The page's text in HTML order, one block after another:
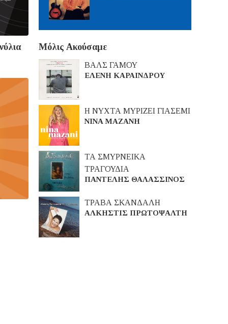
Μόλις Ακούσαμε
ΒΑΛΣ ΓΑΜΟΥ
ΕΛΕΝΗ ΚΑΡΑΙΝΔΡΟΥ
Η ΝΥΧΤΑ ΜΥΡΙΖΕΙ ΓΙΑΣΕΜΙ
ΝΙΝΑ ΜΑΖΑΝΗ
ΤΑ ΣΜΥΡΝΕΙΚΑ
ΤΡΑΓΟΥΔΙΑ
ΠΑΝΤΕΛΗΣ ΘΑΛΑΣΣΙΝΟΣ
ΤΡΑΒΑ ΣΚΑΝΔΑΛΗ
ΑΛΚΗΣΤΙΣ ΠΡΩΤΟΨΑΛΤΗ